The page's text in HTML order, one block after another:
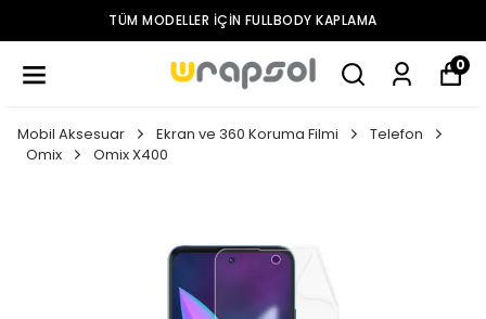
TÜM MODELLER IÇIN FULLBODY KAPLAMA
0
Mobil Aksesuar Ekran ve 360 Koruma Filmi
Telefon
Omix
Omix X400